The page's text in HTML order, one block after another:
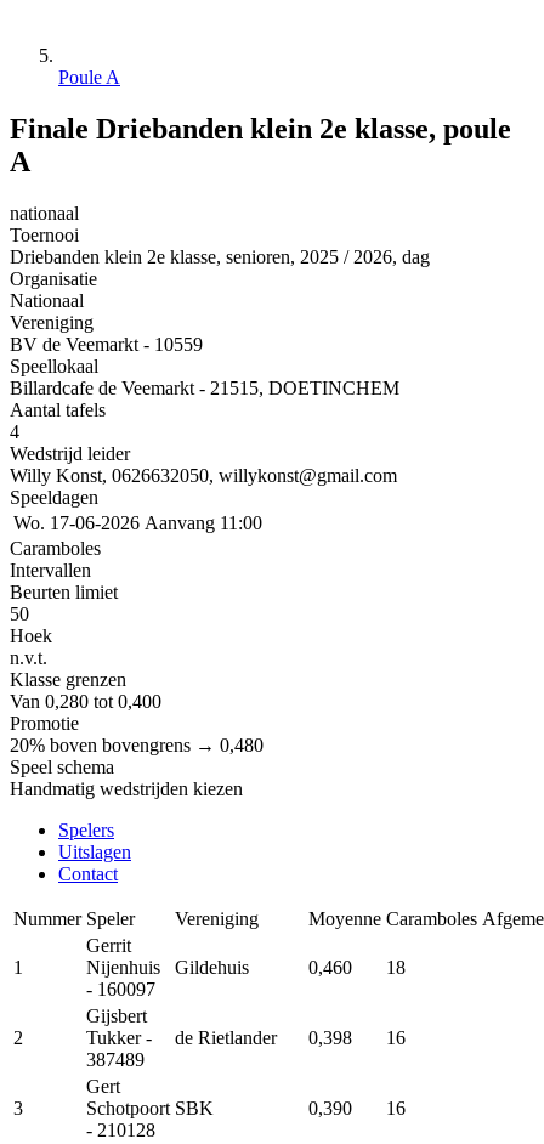
Poule A
Finale Driebanden klein 2e klasse, poule
A
nationaal
Toernooi
Driebanden klein 2e klasse, senioren, 2025 / 2026, dag
Organisatie
Nationaal
Vereniging
BV de Veemarkt - 10559
Speellokaal
Billardcafe de Veemarkt - 21515, DOETINCHEM
Aantal tafels
4
Wedstrijd leider
Willy Konst, 0626632050, willykonst@gmail.com
Speeldagen
Wo. 17-06-2026 Aanvang 11:00
Caramboles
Intervallen
Beurten limiet
50
Hoek
n.v.t.
Klasse grenzen
Van 0,280 tot 0,400
Promotie
20% boven bovengrens → 0,480
Speel schema
Handmatig wedstrijden kiezen
Spelers
Uitslagen
Contact
Nummer Speler Vereniging Moyenne Caramboles
1
Gerrit
Nijenhuis
- 160097
Gildehuis 0,460 18
2
Gijsbert
Tukker-
387489
de Rietlander 0,398 16
3
Gert
Schotpoort
- 210128
SBK 0,390 16